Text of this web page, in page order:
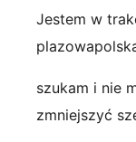
Jestem w
szukam i nie
zmniejszyć